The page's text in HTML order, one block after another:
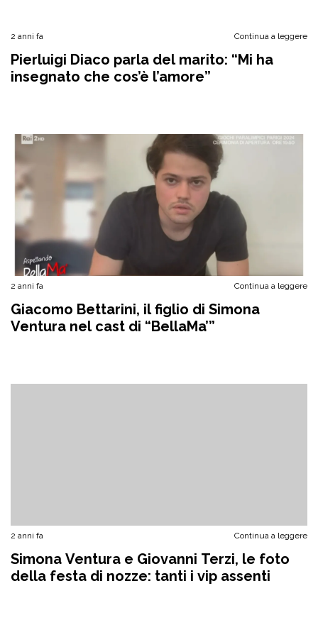
2 anni fa Continua a leggere
Pierluigi Diaco parla del marito: “Mi ha
insegnato che cos’è l’amore”
2 anni fa Continua a leggere
Giacomo Bettarini, il figlio di Simona
Ventura nel cast di “BellaMa’”
2 anni fa Continua a leggere
Simona Ventura e Giovanni Terzi, le foto
della festa di nozze: tanti i vip assenti